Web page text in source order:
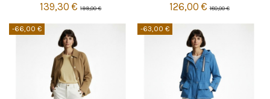
139,30 €199,00 €
 Añadir al carrito
126,00 €180,00 €

Añadir al carrito
-66,00 €
-63,00 €